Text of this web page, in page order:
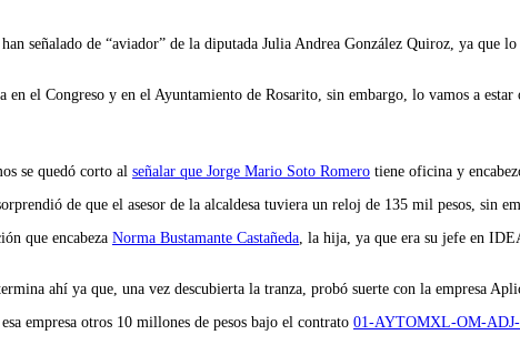
señalado de “aviador” de la diputada Julia Andrea González Quiroz, ya que
en el Congreso y en el Ayuntamiento de Rosarito, sin embargo, lo vamos a estar
se quedó corto al señalar que Jorge Mario Soto Romero tiene oficina y
de que el asesor de la alcaldesa tuviera un reloj de 135 mil pesos, sin
que encabeza Norma Bustamante Castañeda , la hija, ya que era su jefe en
ahí ya que, una vez descubierta la tranza, probó suerte con la empresa
empresa otros 10 millones de pesos bajo el contrato 01-AYTOMXL-OM-